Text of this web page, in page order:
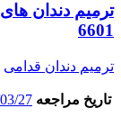
ترمیم دندان
6601
ترمیم دندان قدامی
تاریخ مراجعه 27